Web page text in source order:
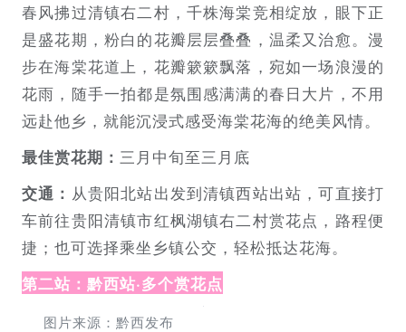
春风拂过清镇右二村，千株海棠竞相绽放，眼下正
是盛花期，粉白的花瓣层层叠叠，温柔又治愈。漫
步在海棠花道上，花瓣簌簌飘落，宛如一场浪漫的
花雨，随手一拍都是氛围感满满的春日大片，不用
远赴他乡，就能沉浸式感受海棠花海的绝美风情。
最佳赏花期： 三月中旬至三月底
交通： 从贵阳北站出发到清镇西站出站，可直接打
车前往贵阳清镇市红枫湖镇右二村赏花点，路程便
捷；也可选择乘坐乡镇公交，轻松抵达花海。
第二站：黔西站·多个赏花点
图片来源：黔西发布